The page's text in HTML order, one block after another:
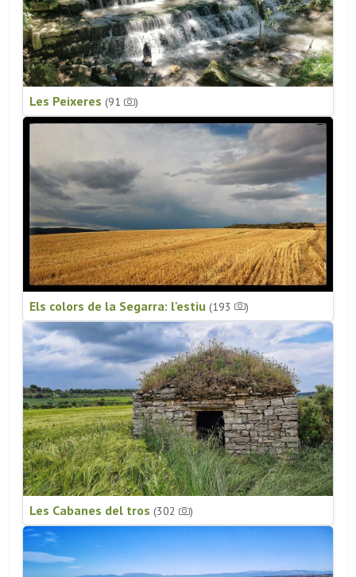
Les Peixeres (91 )
Els colors de la Segarra: l'estiu (193 )
Les Cabanes del tros (302 )